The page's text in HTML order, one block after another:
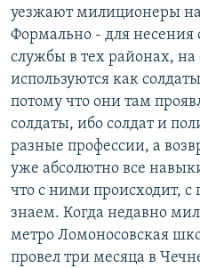
уезжают милиционеры
Формально - для
службы в тех районах,
используются как
потому что они там
солдаты, ибо солдат и
разные профессии, а
уже абсолютно все
что с ними происходит,
знаем. Когда недавно
метро Ломоносовская
провел три месяца в